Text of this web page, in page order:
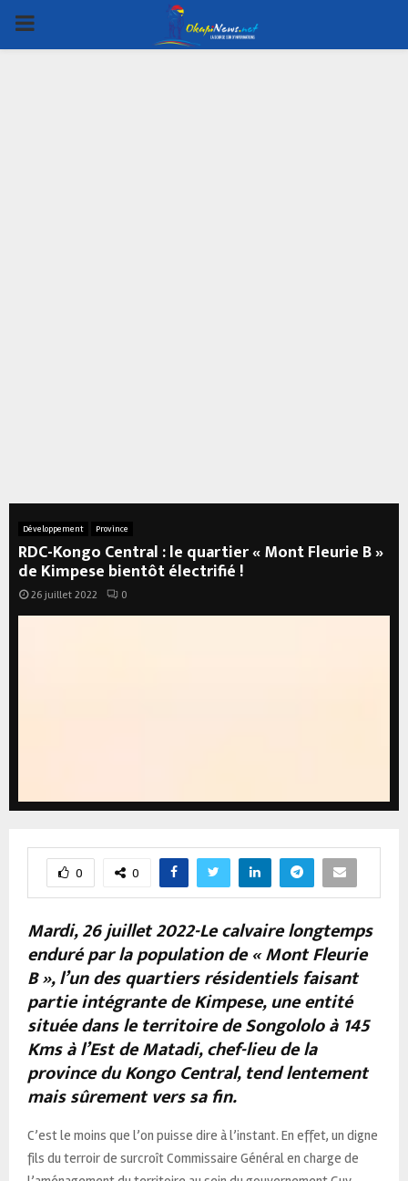
PRIMARY
Développement Province
RDC-Kongo Central : le quartier « Mont Fleurie B »
de Kimpese bientôt électrifié !
26 juillet 2022 0
0 0
Mardi, 26 juillet 2022-Le calvaire longtemps
enduré par la population de « Mont Fleurie
B », l’un des quartiers résidentiels faisant
partie intégrante de Kimpese, une entité
située dans le territoire de Songololo à 145
Kms à l’Est de Matadi, chef-lieu de la
province du Kongo Central, tend lentement
mais sûrement vers sa fin.
C’est le moins que l’on puisse dire à l’instant. En effet, un digne
fils du terroir de surcroît Commissaire Général en charge de